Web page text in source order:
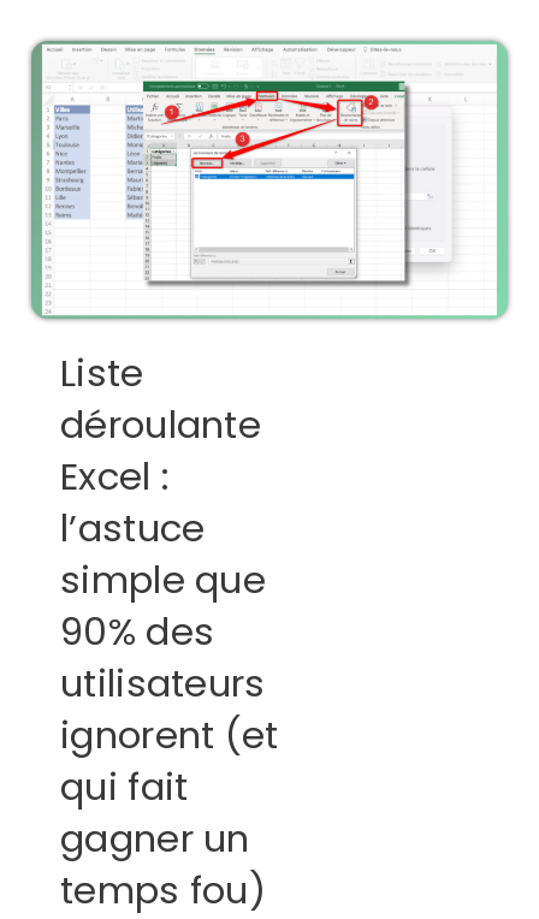
Liste
déroulante
Excel :
l’astuce
simple que
90% des
utilisateurs
ignorent (et
qui fait
gagner un
temps fou)